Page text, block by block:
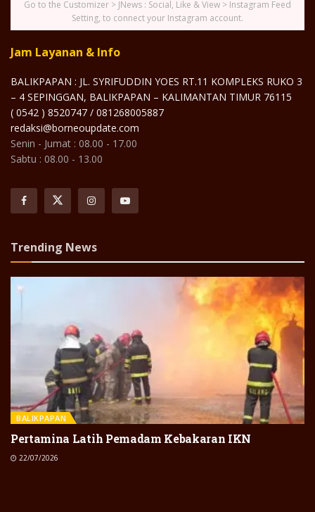
Go to the Customizer > JNews : Social, Like & View > Instagram Feed
Setting, to connect your Instagram account.
Jam Layanan & Info
BALIKPAPAN : JL. SYRIFUDDIN YOES RT.11 KOMPLEKS RUKO 3
– 4 SEPINGGAN, BALIKPAPAN – KALIMANTAN TIMUR 76115
( 0542 ) 8520747 / 081268005887
redaksi@borneoupdate.com
Senin - Jumat : 08.00 - 17.00
Sabtu : 08.00 - 13.00
Trending News
BALIKPAPAN
Pertamina Latih Pemadam Kebakaran IKN
22/07/2026